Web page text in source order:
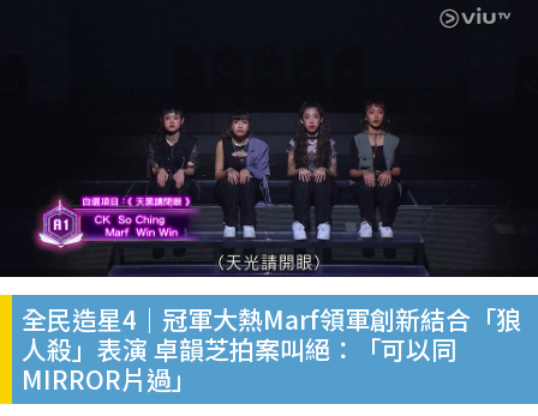
全民造星4｜冠軍大熱Marf領軍創新結合「狼
人殺」表演 卓韻芝拍案叫絕：「可以同
MIRROR片過」